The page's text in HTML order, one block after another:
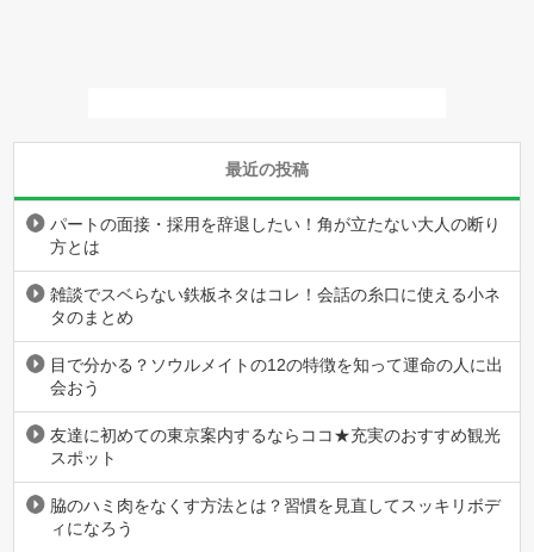
最近の投稿
パートの面接・採用を辞退したい！角が立たない大人の断り
方とは
雑談でスベらない鉄板ネタはコレ！会話の糸口に使える小ネ
タのまとめ
目で分かる？ソウルメイトの12の特徴を知って運命の人に出
会おう
友達に初めての東京案内するならココ★充実のおすすめ観光
スポット
脇のハミ肉をなくす方法とは？習慣を見直してスッキリボデ
ィになろう